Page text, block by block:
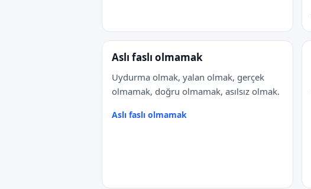
Aslı faslı olmamak
Uydurma olmak, yalan olmak, gerçek
olmamak, doğru olmamak, asılsız olmak.
Aslı faslı olmamak